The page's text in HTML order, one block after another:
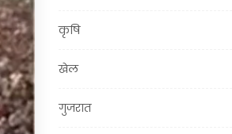
कृषि
खेल
गुजरात